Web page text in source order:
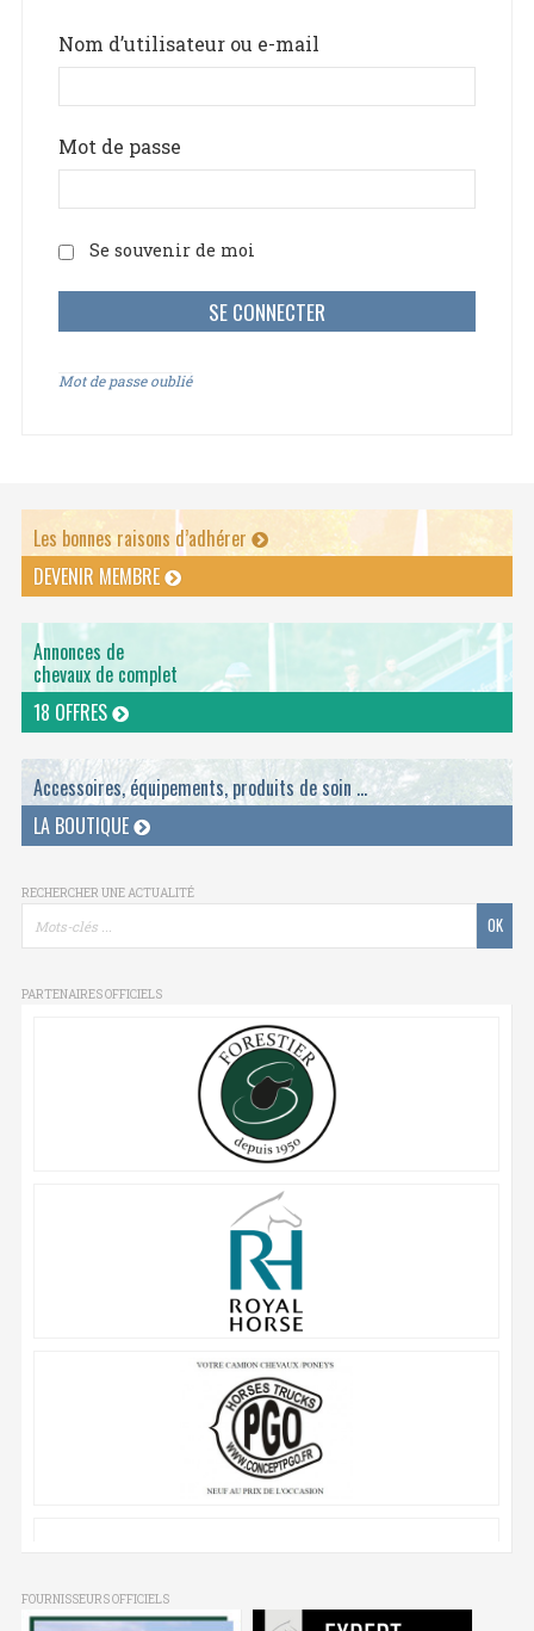
Nom d’utilisateur ou e-mail
Mot de passe
Se souvenir de moi
Mot de passe oublié
Les bonnes raisons d’adhérer
DEVENIR MEMBRE
Annonces de
chevaux de complet
18 OFFRES
Accessoires, équipements, produits de soin ...
LA BOUTIQUE
RECHERCHER UNE ACTUALITÉ
PARTENAIRES OFFICIELS
FOURNISSEURS OFFICIELS